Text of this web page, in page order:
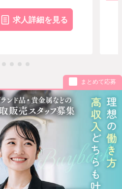
求人詳細を見る
まとめて応募